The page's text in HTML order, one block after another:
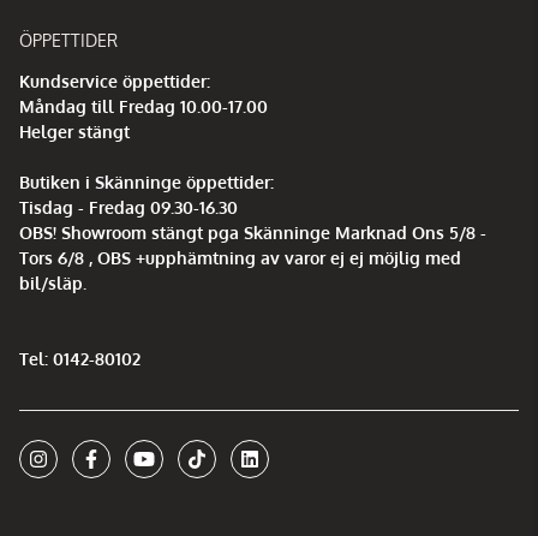
ÖPPETTIDER
Kundservice öppettider:
Måndag till Fredag 10.00-17.00
Helger stängt
Butiken i Skänninge öppettider:
Tisdag - Fredag 09.30-16.30
OBS! Showroom stängt pga Skänninge Marknad Ons 5/8 -
Tors 6/8 , OBS +upphämtning av varor ej ej möjlig med
bil/släp.
Tel: 0142-80102